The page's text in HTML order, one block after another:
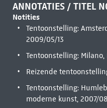
ANNOTATIES / TITEL
Notities
Tentoonstelling:
2009/05/13
Tentoonstelling:
Reizende
Tentoonstelling:
moderne kunst, 2007/